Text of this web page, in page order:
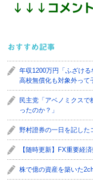
↓ ↓ ↓ コメン
おすすめ記事
年収1200万円「ふざけ
高校無償化も対象外って
民主党「アベノミクス
ったのか？」
野村證券の一日を記した
【随時更新】FX重要経
株で億の資産を築いた